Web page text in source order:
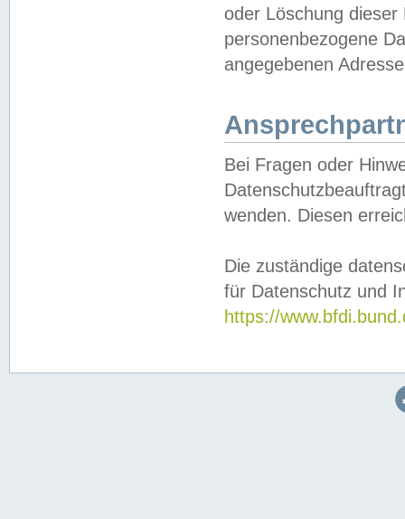
oder Löschung
personenbezogene
angegebenen
Bei Fragen oder
wenden. Diesen
Die zuständige
für Datenschutz und
https://